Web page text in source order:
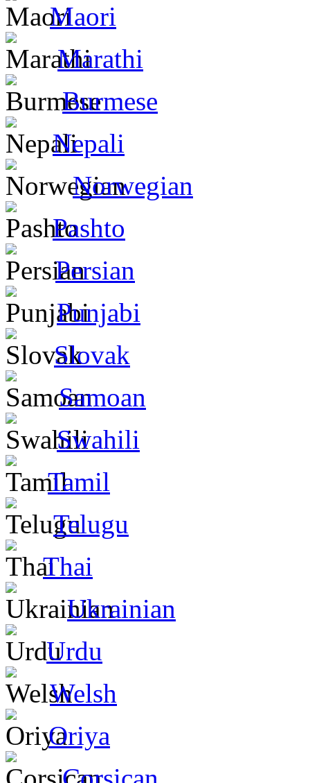
Maori
Marathi
Burmese
Nepali
Norwegian
Pashto
Persian
Punjabi
Slovak
Samoan
Swahili
Tamil
Telugu
Thai
Ukrainian
Urdu
Welsh
Oriya